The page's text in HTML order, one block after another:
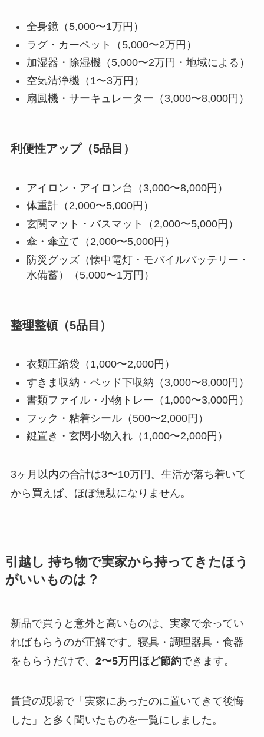
全身鏡（5,000〜1万円）
ラグ・カーペット（5,000〜2万円）
加湿器・除湿機（5,000〜2万円・地域による）
空気清浄機（1〜3万円）
扇風機・サーキュレーター（3,000〜8,000円）
利便性アップ（5品目）
アイロン・アイロン台（3,000〜8,000円）
体重計（2,000〜5,000円）
玄関マット・バスマット（2,000〜5,000円）
傘・傘立て（2,000〜5,000円）
防災グッズ（懐中電灯・モバイルバッテリー・
水備蓄）（5,000〜1万円）
整理整頓（5品目）
衣類圧縮袋（1,000〜2,000円）
すきま収納・ベッド下収納（3,000〜8,000円）
書類ファイル・小物トレー（1,000〜3,000円）
フック・粘着シール（500〜2,000円）
鍵置き・玄関小物入れ（1,000〜2,000円）
3ヶ月以内の合計は3〜10万円。生活が落ち着いて
から買えば、ほぼ無駄になりません。
引越し 持ち物で実家から持ってきたほう
がいいものは？
新品で買うと意外と高いものは、実家で余ってい
ればもらうのが正解です。寝具・調理器具・食器
をもらうだけで、 2〜5万円ほど節約できます。
賃貸の現場で「実家にあったのに置いてきて後悔
した」と多く聞いたものを一覧にしました。